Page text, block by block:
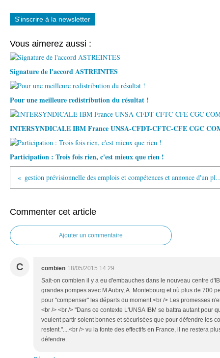
S'inscrire à la newsletter
Vous aimerez aussi :
Signature de l'accord ASTREINTES
Pour une meilleure redistribution du résultat !
INTERSYNDICALE IBM France UNSA-CFDT-CFTC-CFE CGC
Participation : Trois fois rien, c'est mieux que rien !
gestion prévisionnelle des emplois et
Commenter cet article
Ajouter un commentaire
C combien 18/05/2015 14:29
Sait-on combien il y a eu d'embauches dans le nouveau centre
grandes pompes avec M Aubry, A. Montebourg et où plus de 700
pour "compenser" les départs du moment.<br /> Les promesses
<br /> <br /> "Dans ce contexte L'UNSA IBM se battra autant pour
veulent partir soient bonnes et sécurisées que pour défendre les
restent."....<br /> vu la fonte des effectifs en France, il ne restera
défendre.